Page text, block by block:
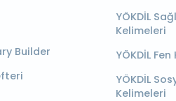
Builder
YÖKDİL
Kelimeleri
YÖKDİL
YÖKDİL
Kelimeleri